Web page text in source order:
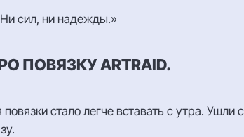
сил, ни надежды.»
ARTRAID.
стало легче вставать с утра.